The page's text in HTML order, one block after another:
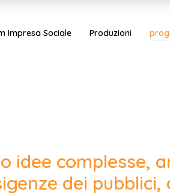
Impresa Sociale Produzioni
idee complesse,
dei